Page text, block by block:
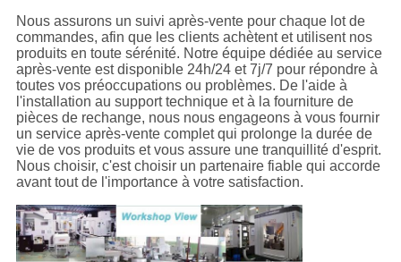
Nous assurons un suivi après-vente pour chaque lot de
commandes, afin que les clients achètent et utilisent nos
produits en toute sérénité. Notre équipe dédiée au service
après-vente est disponible 24h/24 et 7j/7 pour répondre à
toutes vos préoccupations ou problèmes. De l'aide à
l'installation au support technique et à la fourniture de
pièces de rechange, nous nous engageons à vous fournir
un service après-vente complet qui prolonge la durée de
vie de vos produits et vous assure une tranquillité d'esprit.
Nous choisir, c'est choisir un partenaire fiable qui accorde
avant tout de l'importance à votre satisfaction.